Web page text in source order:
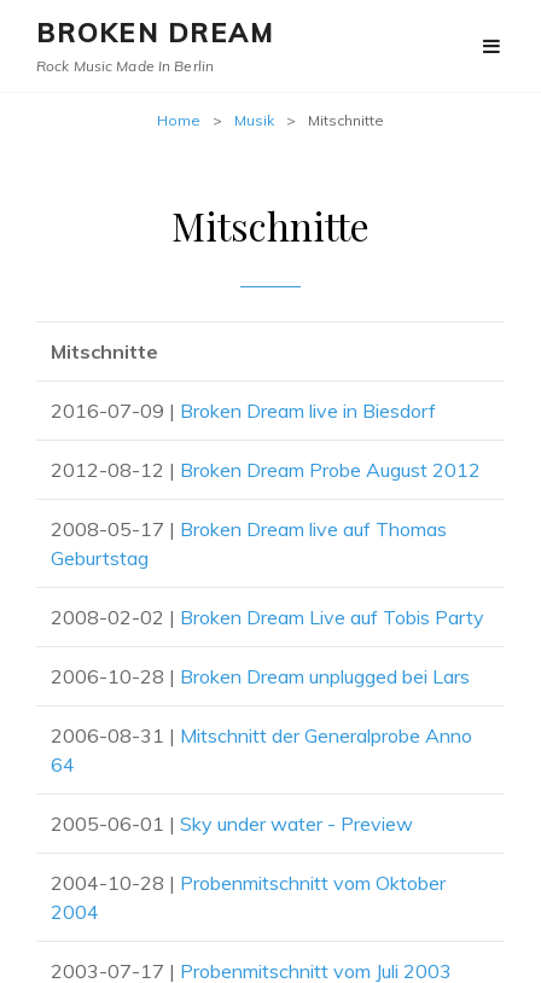
BROKEN DREAM
Rock Music Made In Berlin
Home > Musik > Mitschnitte
Mitschnitte
Mitschnitte
2016-07-09 | Broken Dream live in Biesdorf
2012-08-12 | Broken Dream Probe August 2012
2008-05-17 | Broken Dream live auf Thomas
Geburtstag
2008-02-02 | Broken Dream Live auf Tobis Party
2006-10-28 | Broken Dream unplugged bei Lars
2006-08-31 | Mitschnitt der Generalprobe Anno
64
2005-06-01 |Sky under water - Preview
2004-10-28 | Probenmitschnitt vom Oktober
2004
2003-07-17 | Probenmitschnitt vom Juli 2003